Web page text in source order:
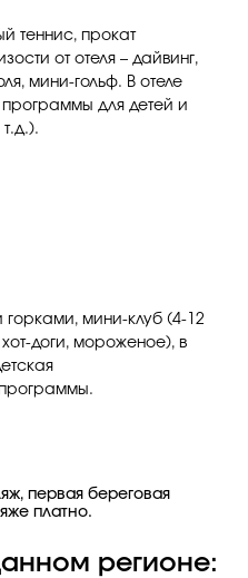
теннис, прокат
от отеля – дайвинг,
мини-гольф. В отеле
программы для детей и
мини-клуб (4-12
доги, мороженое), в
первая береговая
платно.
регионе: